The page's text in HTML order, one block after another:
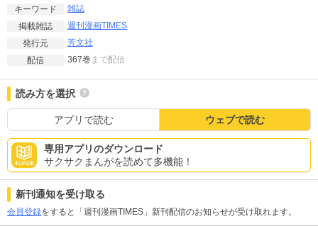
キーワード
雑誌
掲載雑誌
週刊漫画TIMES
発行元
芳文社
配信
367巻 まで配信
読み方を選択
アプリで読む ウェブで読む
専用アプリのダウンロード
サクサクまんがを読めて多機能！
新刊通知を受け取る
会員登録をすると「週刊漫画TIMES」新刊配信のお知らせが受け取れます。